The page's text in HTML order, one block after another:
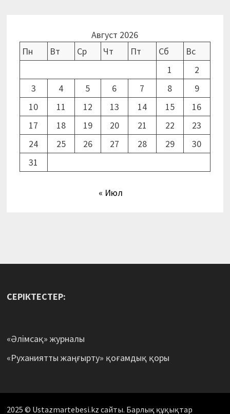
Август 2026
Пн
Вт Ср Чт Пт Сб
Вс
1
2
3
4 5 6 7 8
9
10
11 12 13 14 15
16
17
18 19 20 21 22
23
24
25 26 27 28 29
30
31
« Июл
СЕРІКТЕСТЕР:
«Әлімсақ» журналы
«Руханиятты жаңғырту» қоғамдық қоры
2025 © Ustazmartebesi.kz сайты. Барлық құқықтар